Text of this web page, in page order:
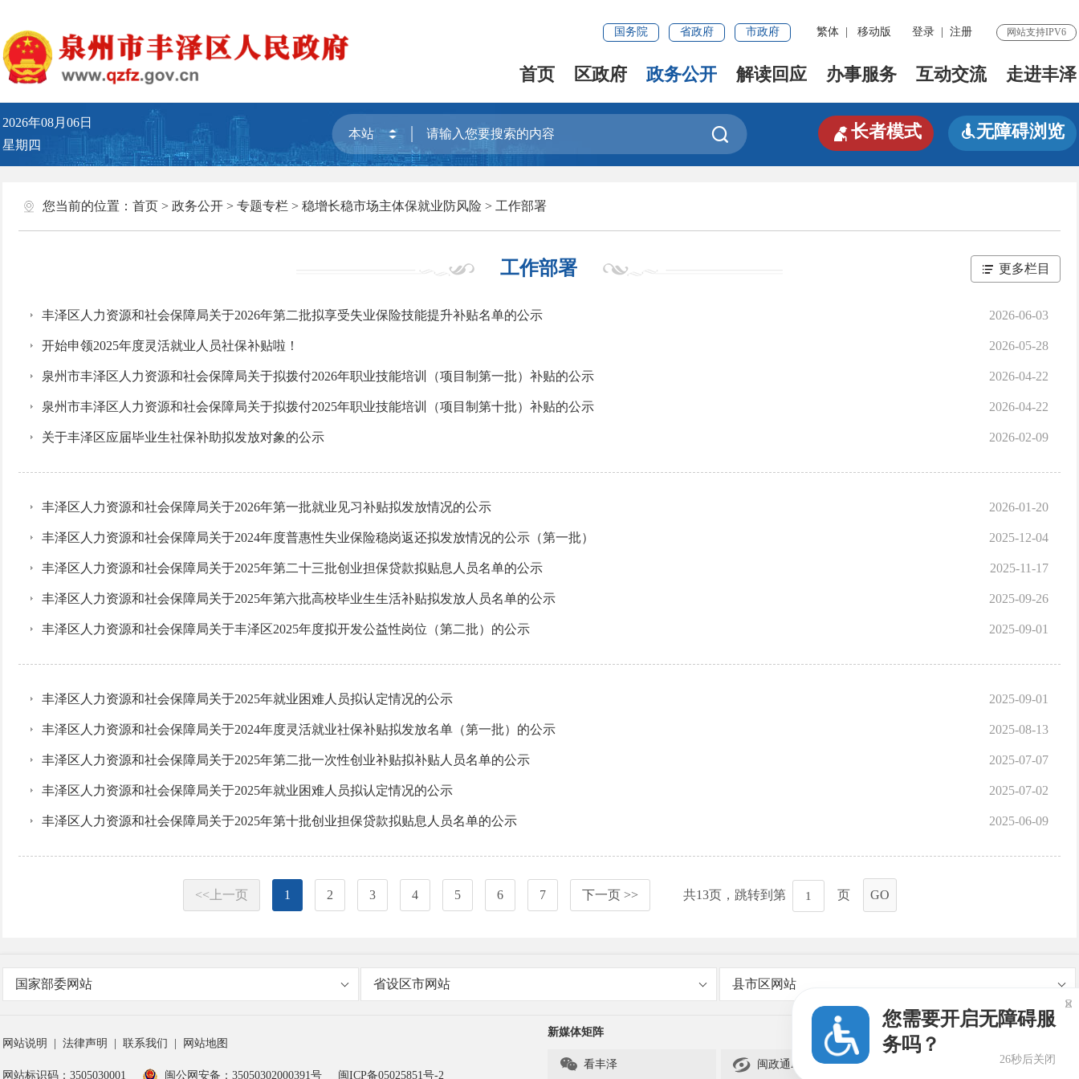
国务院 省政府 市政府 繁体 移动版 登录 注册 网站支持IPV6
首页 区政府 政务公开 解读回应 办事服务 互动交流 走进丰泽
2026年08月06日
星期四
 长者模式 无障碍浏览
您当前的位置： 首页> 政务公开> 专题专栏 > 稳增长稳市场主体保就业防风险 > 工作部署
工作部署 更多栏目
2026-06-03
丰泽区人力资源和社会保障局关于2026年第二批拟享受失业保险技能提升补贴名单的公示
2026-05-28
开始申领2025年度灵活就业人员社保补贴啦！
2026-04-22
泉州市丰泽区人力资源和社会保障局关于拟拨付2026年职业技能培训（项目制第一批）补贴的公示
2026-04-22
泉州市丰泽区人力资源和社会保障局关于拟拨付2025年职业技能培训（项目制第十批）补贴的公示
2026-02-09
关于丰泽区应届毕业生社保补助拟发放对象的公示
2026-01-20
丰泽区人力资源和社会保障局关于2026年第一批就业见习补贴拟发放情况的公示
2025-12-04
丰泽区人力资源和社会保障局关于2024年度普惠性失业保险稳岗返还拟发放情况的公示（第一批）
2025-11-17
丰泽区人力资源和社会保障局关于2025年第二十三批创业担保贷款拟贴息人员名单的公示
2025-09-26
丰泽区人力资源和社会保障局关于2025年第六批高校毕业生生活补贴拟发放人员名单的公示
2025-09-01
丰泽区人力资源和社会保障局关于丰泽区2025年度拟开发公益性岗位（第二批）的公示
2025-09-01
丰泽区人力资源和社会保障局关于2025年就业困难人员拟认定情况的公示
2025-08-13
丰泽区人力资源和社会保障局关于2024年度灵活就业社保补贴拟发放名单（第一批）的公示
2025-07-07
丰泽区人力资源和社会保障局关于2025年第二批一次性创业补贴拟补贴人员名单的公示
2025-07-02
丰泽区人力资源和社会保障局关于2025年就业困难人员拟认定情况的公示
2025-06-09
丰泽区人力资源和社会保障局关于2025年第十批创业担保贷款拟贴息人员名单的公示
<<上一页 1 2 3 4 5 6 7 下一页 >> 共13页，跳转到第 页 GO
国家部委网站 省设区市网站 县市区网站
网站说明 法律声明 联系我们 网站地图
网站标识码：3505030001 闽公网安备：35050302000391号 闽ICP备05025851号-2
新媒体矩阵
 看丰泽  闽政通APP
您需要开启无障碍服
务吗？
26秒后关闭
